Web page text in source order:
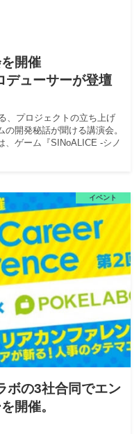
開催
デューサーが登壇
、プロジェクトの立ち上げ
開発秘話が聞ける講演会。
、ゲーム『SINoALICE -シノ
イベント
ボの3社合同でエン
開催。